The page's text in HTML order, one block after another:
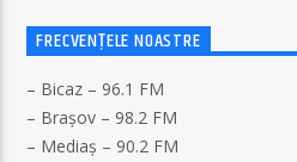
FRECVENȚELE NOASTRE
– Bicaz – 96.1 FM
– Brașov – 98.2 FM
– Mediaș – 90.2 FM